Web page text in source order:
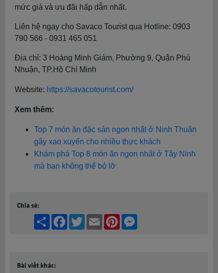
mức giá và ưu đãi hấp dẫn nhất.
Liên hệ ngay cho Savaco Tourist qua Hotline: 0903
790 566 - 0931 465 051
Địa chỉ: 3 Hoàng Minh Giám, Phường 9, Quận Phú
Nhuận, TP.Hồ Chí Minh
Website: https://savacotourist.com/
Xem thêm:
Top 7 món ăn đặc sản ngon nhất ở Ninh Thuận
gây xao xuyến cho nhiều thực khách
Khám phá Top 8 món ăn ngon nhất ở Tây Ninh
mà bạn không thể bỏ lỡ
Chia sẻ:
Share Facebook
TwitterEmail Pinterest
Bài viết khác: